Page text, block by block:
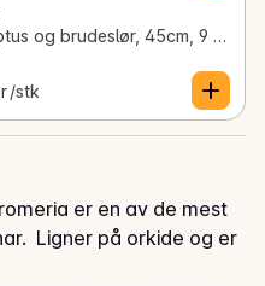
Lederløv, eucalyptus og brudeslør, 45cm, 9 stk, FreshFlowers
84,90 kr
/stk/stk
er en av de mest
Ligner på orkide og er